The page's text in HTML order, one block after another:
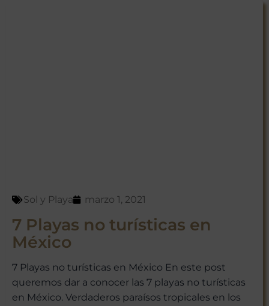
Sol y Playa marzo 1, 2021
7 Playas no turísticas en
México
7 Playas no turísticas en México En este post
queremos dar a conocer las 7 playas no turísticas
en México. Verdaderos paraísos tropicales en los